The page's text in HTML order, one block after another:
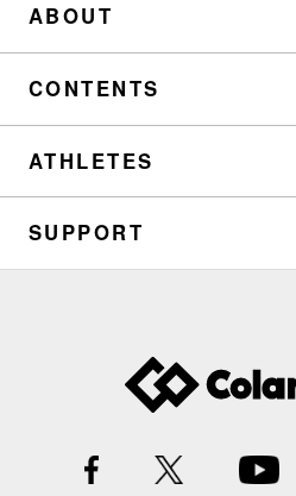
ABOUT
CONTENTS
ATHLETES
SUPPORT